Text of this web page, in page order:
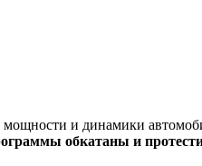
и динамики
обкатаны и